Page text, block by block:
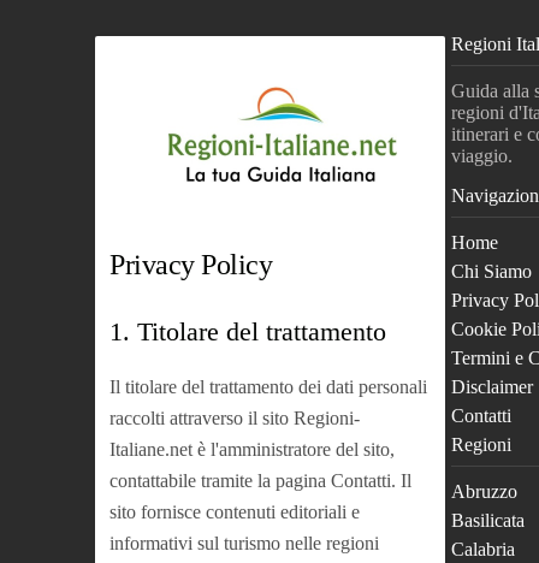
Privacy Policy
1. Titolare del trattamento
Il titolare del trattamento dei dati personali
raccolti attraverso il sito Regioni-
Italiane.net è l'amministratore del sito,
contattabile tramite la pagina Contatti. Il
sito fornisce contenuti editoriali e
informativi sul turismo nelle regioni
Regioni
Guida alla
regioni
itinerari e
viaggio.
Home
Chi Siamo
Privacy
Cookie
Termini e
Disclaimer
Contatti
Regioni
Abruzzo
Basilicata
Calabria